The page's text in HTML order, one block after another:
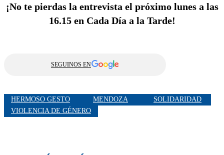
¡No te pierdas la entrevista el próximo lunes a las
16.15 en Cada Día a la Tarde!
SEGUINOS EN
HERMOSO GESTO MENDOZA
SOLIDARIDAD
VIOLENCIA DE GÉNERO